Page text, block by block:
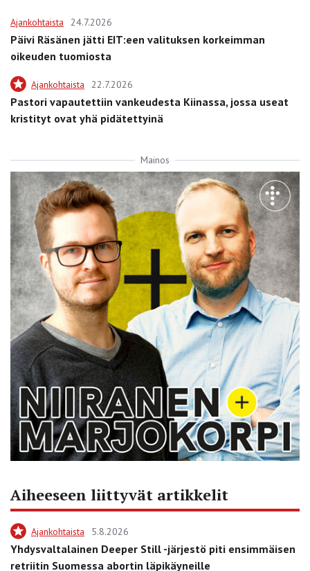
Ajankohtaista 24.7.2026
Päivi Räsänen jätti EIT:een valituksen korkeimman
oikeuden tuomiosta
Ajankohtaista 22.7.2026
Pastori vapautettiin vankeudesta Kiinassa, jossa useat
kristityt ovat yhä pidätettyinä
Mainos
Aiheeseen liittyvät artikkelit
Ajankohtaista 5.8.2026
Yhdysvaltalainen Deeper Still -järjestö piti ensimmäisen
retriitin Suomessa abortin läpikäyneille